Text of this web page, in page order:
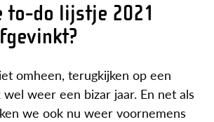
to-do lijstje 2021
omheen, terugkijken op een
weer een bizar jaar. En net als
we ook nu weer voornemens